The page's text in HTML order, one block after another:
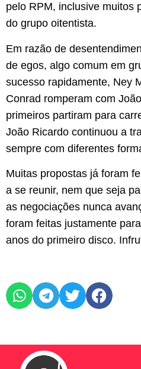
pelo RPM, inclusive muitos
do grupo oitentista.
Em razão de
de egos, algo comum em
sucesso rapidamente, Ney
Conrad romperam com
primeiros partiram para
João Ricardo continuou a
sempre com diferentes
Muitas propostas já foram
a se reunir, nem que seja
as negociações nunca
foram feitas justamente
anos do primeiro disco.